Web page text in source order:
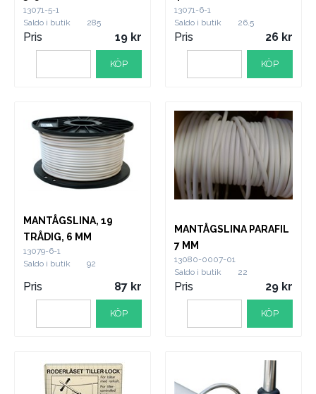
13071-5-1
Saldo i butik
285
Pris 19
KÖP
13071-6-1
Saldo i butik
26.5
Pris 26
KÖP
MANTÅGSLINA, 19
TRÅDIG, 6 MM
13079-6-1
Saldo i butik
92
Pris 87
KÖP
MANTÅGSLINA PARAFIL
7 MM
13080-0007-01
Saldo i butik
22
Pris 29
KÖP